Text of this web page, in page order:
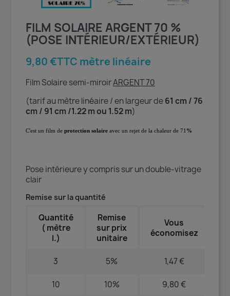
FILM SOLAIRE ARGENT 70 %
(POSE INTÉRIEUR/EXTÉRIEUR)
9,80 €TTC mètre linéaire
Film Solaire semi-miroirARGENT 70
(tarif au mètre linéaire / en largeur de61 cm / 76
cm / 91 cm /1.22 m ou 1.52 m)
C'est un film de protection solaireavec un rejet de la chaleur de 71%
Pose intérieure y compris sur un double-vitrage
clair
Remise sur la quantité
Quantité
( mètre
l.)
Remise
sur prix
unitaire
Vous
économisez
3 5% 1,47 €
10 10% 9,80 €